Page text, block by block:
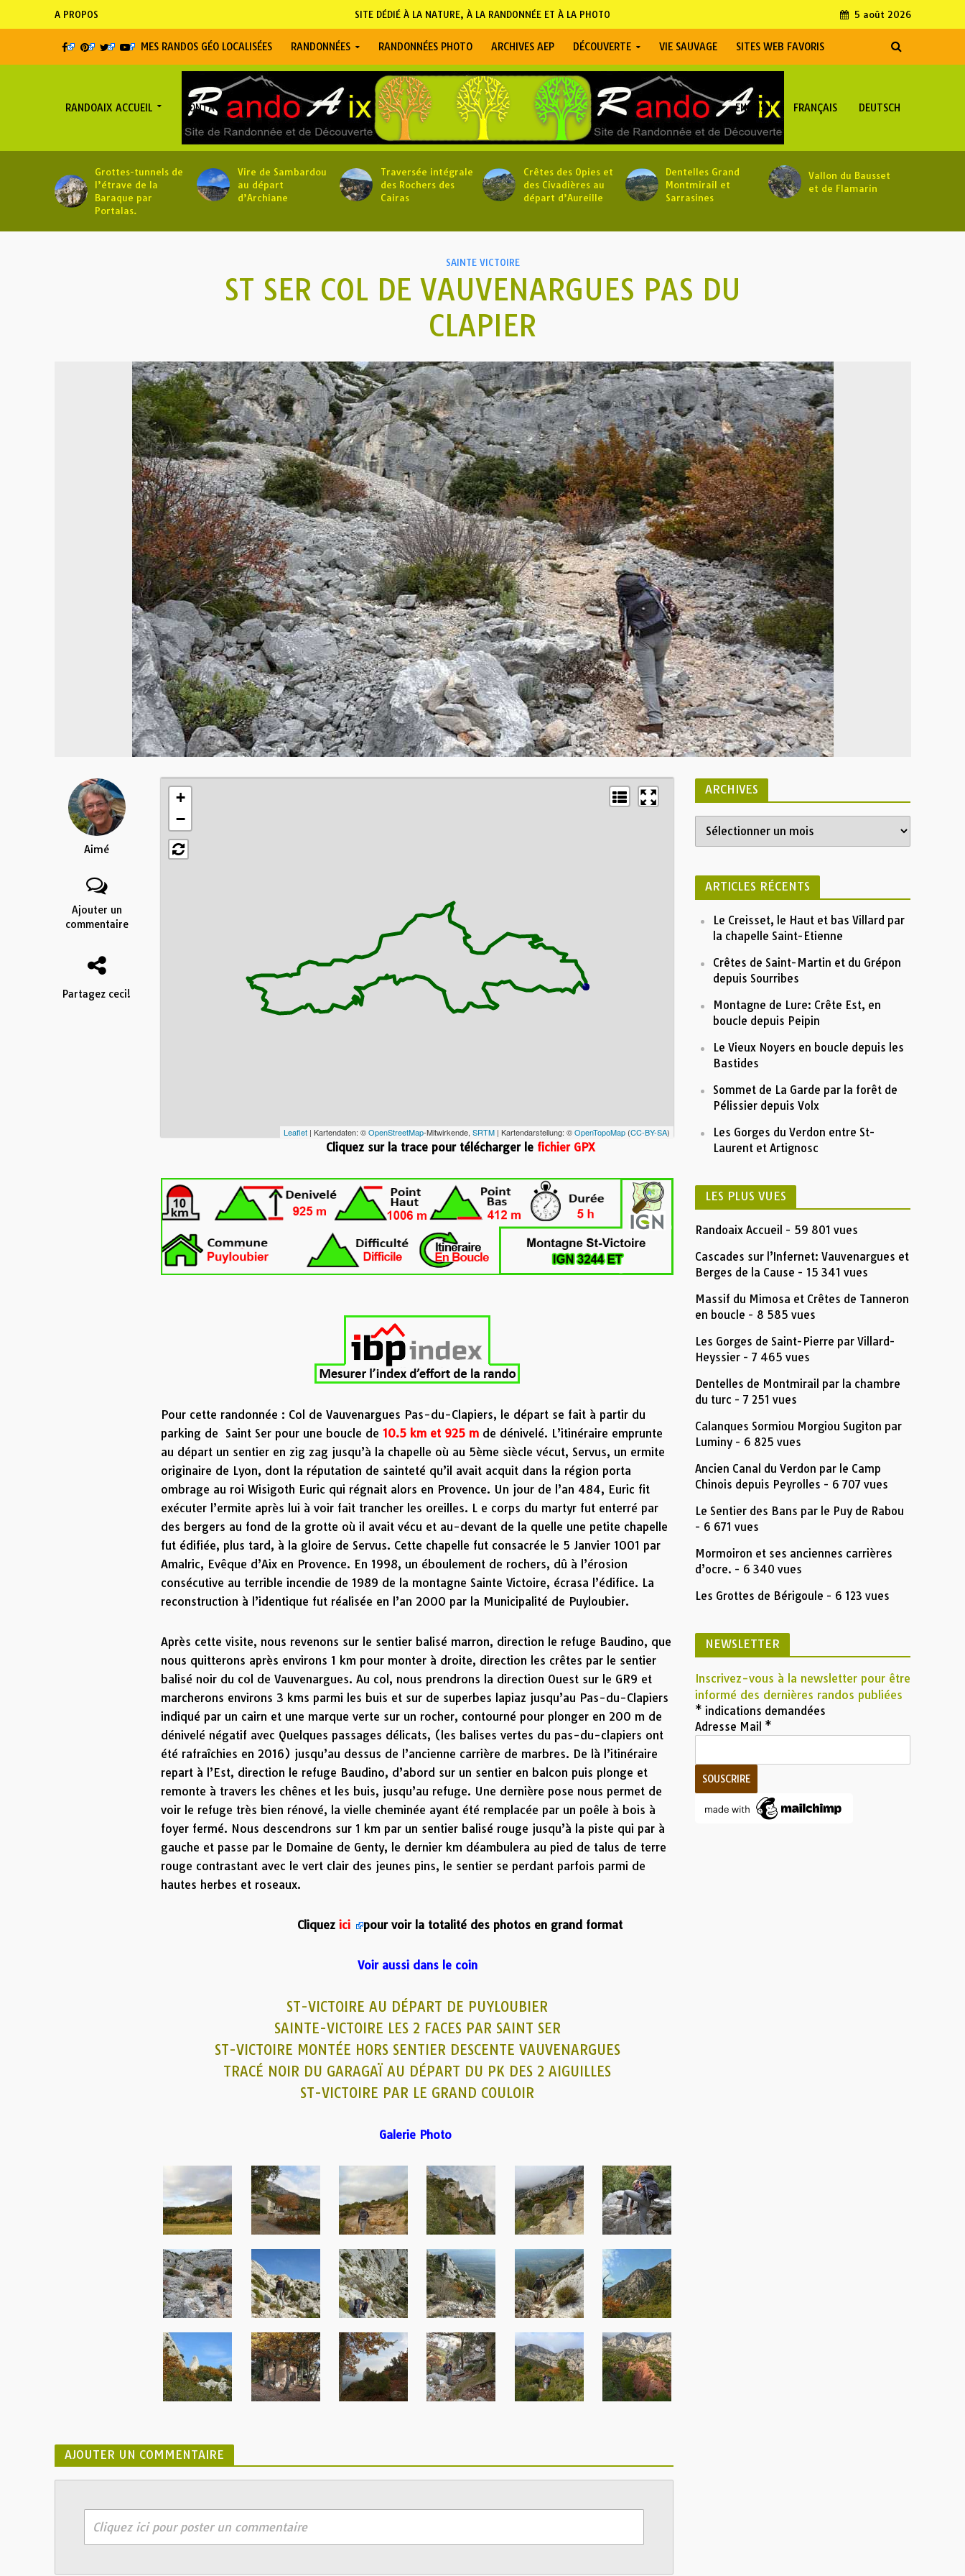
A PROPOS 5 août 2026
SITE DÉDIÉ À LA NATURE, À LA RANDONNÉE ET À LA PHOTO
MES RANDOS GÉO LOCALISÉES RANDONNÉES RANDONNÉES PHOTO ARCHIVES AEP DÉCOUVERTE VIE SAUVAGE SITES WEB FAVORIS
RANDOAIX ACCUEIL CONTACT ENGLISH FRANÇAIS DEUTSCH
Grottes-tunnels de
l’étrave de la
Baraque par
Portalas.
Vire de Sambardou
au départ
d’Archiane
Traversée intégrale
des Rochers des
Cairas
Crêtes des Opies et
des Civadières au
départ d’Aureille
Dentelles Grand
Montmirail et
Sarrasines
Vallon du Bausset
et de Flamarin
SAINTE VICTOIRE
ST SER COL DE VAUVENARGUES PAS DU
CLAPIER
Aimé
Ajouter un
commentaire
Partagez ceci!
+
−
Leaflet | Kartendaten: ©OpenStreetMap-Mitwirkende,SRTM | Kartendarstellung: ©OpenTopoMap (CC-BY-SA)
Liste
 St-Ser 2014
St-Ser 2014
GPX
400
600
1000
Altitude (m)
Nom:St-Ser 2014
Distance: 10,8 km
Altitude minimum:
Descente cumulée :842 m
65474d 6:58'02"
Description
Insérez votre description formatée ici
Cliquez sur la trace pour télécharger le fichier GPX
Pour cette randonnée : Col de Vauvenargues Pas-du-Clapiers, le départ se fait à partir du
parking de Saint Ser pour une boucle de 10.5 km et 925 m de dénivelé. L’itinéraire emprunte
au départ un sentier en zig zag jusqu’à la chapelle où au 5ème siècle vécut, Servus, un ermite
originaire de Lyon, dont la réputation de sainteté qu’il avait acquit dans la région porta
ombrage au roi Wisigoth Euric qui régnait alors en Provence. Un jour de l’an 484, Euric fit
exécuter l’ermite après lui à voir fait trancher les oreilles. L e corps du martyr fut enterré par
des bergers au fond de la grotte où il avait vécu et au-devant de la quelle une petite chapelle
fut édifiée, plus tard, à la gloire de Servus. Cette chapelle fut consacrée le 5 Janvier 1001 par
Amalric, Evêque d’Aix en Provence. En 1998, un éboulement de rochers, dû à l’érosion
consécutive au terrible incendie de 1989 de la montagne Sainte Victoire, écrasa l’édifice. La
reconstruction à l’identique fut réalisée en l’an 2000 par la Municipalité de Puyloubier.
Après cette visite, nous revenons sur le sentier balisé marron, direction le refuge Baudino, que
nous quitterons après environs 1 km pour monter à droite, direction les crêtes par le sentier
balisé noir du col de Vauvenargues. Au col, nous prendrons la direction Ouest sur le GR9 et
marcherons environs 3 kms parmi les buis et sur de superbes lapiaz jusqu’au Pas-du-Clapiers
indiqué par un cairn et une marque verte sur un rocher, contourné pour plonger en 200 m de
dénivelé négatif avec Quelques passages délicats, (les balises vertes du pas-du-clapiers ont
été rafraîchies en 2016) jusqu’au dessus de l’ancienne carrière de marbres. De là l’itinéraire
repart à l’Est, direction le refuge Baudino, d’abord sur un sentier en balcon puis plonge et
remonte à travers les chênes et les buis, jusqu’au refuge. Une dernière pose nous permet de
voir le refuge très bien rénové, la vielle cheminée ayant été remplacée par un poêle à bois à
foyer fermé. Nous descendrons sur 1 km par un sentier balisé rouge jusqu’à la piste qui par à
gauche et passe par le Domaine de Genty, le dernier km déambulera au pied de talus de terre
rouge contrastant avec le vert clair des jeunes pins, le sentier se perdant parfois parmi de
hautes herbes et roseaux.
Cliquezici pour voir la totalité des photos en grand format
Voir aussi dans le coin
ST-VICTOIRE AU DÉPART DE PUYLOUBIER
SAINTE-VICTOIRE LES 2 FACES PAR SAINT SER
ST-VICTOIRE MONTÉE HORS SENTIER DESCENTE VAUVENARGUES
TRACÉ NOIR DU GARAGAÏ AU DÉPART DU PK DES 2 AIGUILLES
ST-VICTOIRE PAR LE GRAND COULOIR
Galerie Photo
AJOUTER UN COMMENTAIRE
Cliquez ici pour poster un commentaire
ARCHIVES
Archives
ARTICLES RÉCENTS
Le Creisset, le Haut et bas Villard par
la chapelle Saint-Etienne
Crêtes de Saint-Martin et du Grépon
depuis Sourribes
Montagne de Lure: Crête Est, en
boucle depuis Peipin
Le Vieux Noyers en boucle depuis les
Bastides
Sommet de La Garde par la forêt de
Pélissier depuis Volx
Les Gorges du Verdon entre St-
Laurent et Artignosc
LES PLUS VUES
Randoaix Accueil - 59 801 vues
Cascades sur l’Infernet: Vauvenargues et
Berges de la Cause - 15 341 vues
Massif du Mimosa et Crêtes de Tanneron
en boucle - 8 585 vues
Les Gorges de Saint-Pierre par Villard-
Heyssier - 7 465 vues
Dentelles de Montmirail par la chambre
du turc - 7 251 vues
Calanques Sormiou Morgiou Sugiton par
Luminy - 6 825 vues
Ancien Canal du Verdon par le Camp
Chinois depuis Peyrolles - 6 707 vues
Le Sentier des Bans par le Puy de Rabou
- 6 671 vues
Mormoiron et ses anciennes carrières
d’ocre. - 6 340 vues
Les Grottes de Bérigoule - 6 123 vues
NEWSLETTER
Inscrivez-vous à la newsletter pour être
informé des dernières randos publiées
* indications demandées
Adresse Mail *